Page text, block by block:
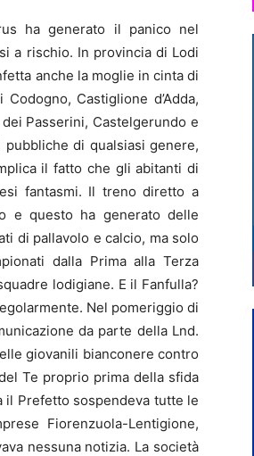
ha generato il panico nel
a rischio. In provincia di Lodi
anche la moglie in cinta di
Castiglione d’Adda,
Passerini, Castelgerundo e
di qualsiasi genere,
il fatto che gli abitanti di
fantasmi. Il treno diretto a
e questo ha generato delle
di pallavolo e calcio, ma solo
dalla Prima alla Terza
lodigiane. E il Fanfulla?
Nel pomeriggio di
da parte della Lnd.
giovanili bianconere contro
Te proprio prima della sfida
il Prefetto sospendeva tutte le
Fiorenzuola-Lentigione,
nessuna notizia. La società